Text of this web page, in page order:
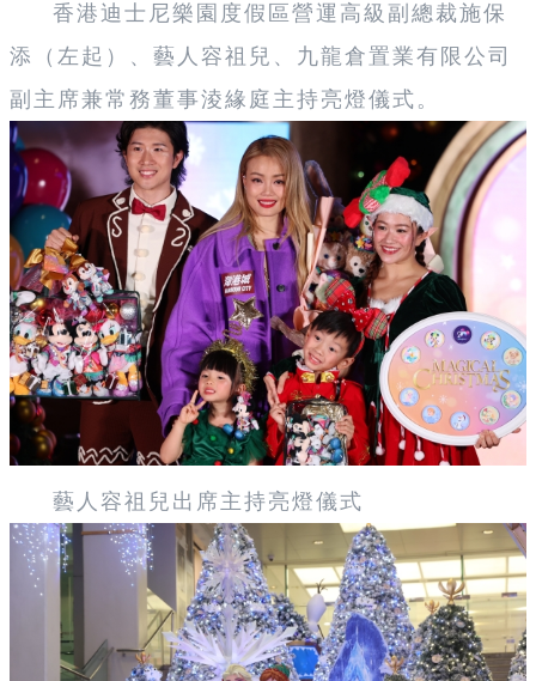
香港迪士尼樂園度假區營運高級副總裁施保
添（左起）、 藝人容祖兒、 九龍倉置業有限公司
副主席兼常務董事淩緣庭主持亮燈儀式。
藝人容祖兒出席主持亮燈儀式